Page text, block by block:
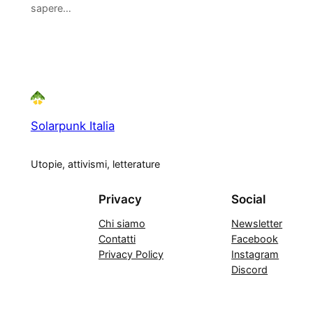
sapere…
Solarpunk Italia
Utopie, attivismi, letterature
Privacy
Chi siamo
Contatti
Privacy Policy
Social
Newsletter
Facebook
Instagram
Discord